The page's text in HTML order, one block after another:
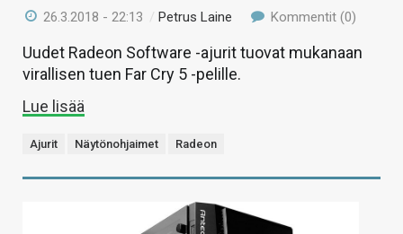
26.3.2018 - 22:13 /Petrus Laine Kommentit (0)
Uudet Radeon Software -ajurit tuovat mukanaan
virallisen tuen Far Cry 5 -pelille.
Lue lisää
Ajurit Näytönohjaimet Radeon